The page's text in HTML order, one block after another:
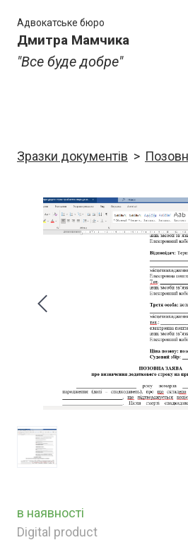
Адвокатське бюро
Дмитра Мамчика
"Все буде добре"
Зразки документів
в наявності
Digital product